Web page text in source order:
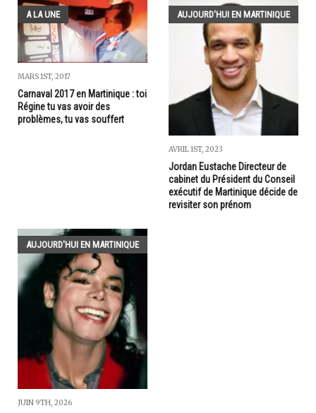
A LA UNE
MARS 1ST, 2017
Carnaval 2017 en Martinique : toi
Régine tu vas avoir des
problèmes, tu vas souffert
AUJOURD'HUI EN MARTINIQUE
AVRIL 1ST, 2023
Jordan Eustache Directeur de
cabinet du Président du Conseil
exécutif de Martinique décide de
revisiter son prénom
AUJOURD'HUI EN MARTINIQUE
JUIN 9TH, 2026